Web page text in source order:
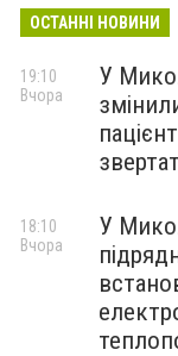
ОСТАННІ НОВИНИ
У
19:10
Вчора
У
18:10
Вчора